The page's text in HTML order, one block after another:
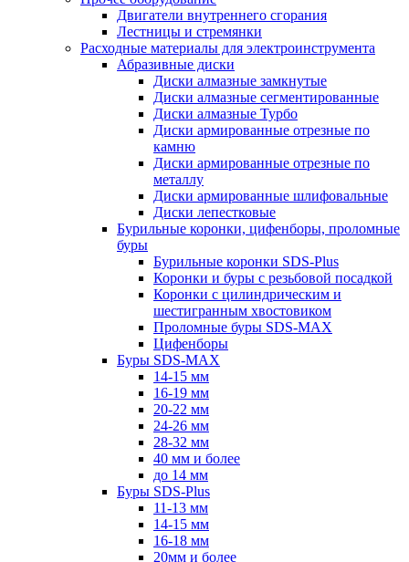
Двигатели внутреннего сгорания
Лестницы и стремянки
Расходные материалы для электроинструмента
Абразивные диски
Диски алмазные замкнутые
Диски алмазные сегментированные
Диски алмазные Турбо
Диски армированные отрезные по
камню
Диски армированные отрезные по
металлу
Диски армированные шлифовальные
Диски лепестковые
Бурильные коронки, цифенборы, проломные
буры
Бурильные коронки SDS-Plus
Коронки и буры с резьбовой посадкой
Коронки с цилиндрическим и
шестигранным хвостовиком
Проломные буры SDS-MAX
Цифенборы
Буры SDS-MAX
14-15 мм
16-19 мм
20-22 мм
24-26 мм
28-32 мм
40 мм и более
до 14 мм
Буры SDS-Plus
11-13 мм
14-15 мм
16-18 мм
20мм и более